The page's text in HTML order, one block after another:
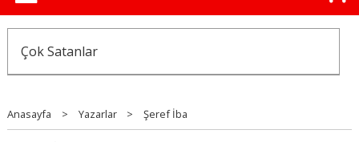
Çok Satanlar
Anasayfa > Yazarlar > Şeref İba